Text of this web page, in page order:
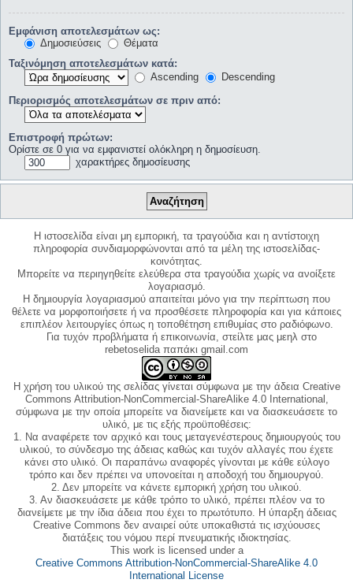
Εμφάνιση αποτελεσμάτων ως:
Δημοσιεύσεις
Θέματα
Ταξινόμηση αποτελεσμάτων κατά:
Ascending
Descending
Περιορισμός αποτελεσμάτων σε πριν από:
Επιστροφή πρώτων:
Ορίστε σε 0 για να εμφανιστεί ολόκληρη η δημοσίευση.
χαρακτήρες δημοσίευσης
Η ιστοσελίδα είναι μη εμπορική, τα τραγούδια και η αντίστοιχη
πληροφορία συνδιαμορφώνονται από τα μέλη της ιστοσελίδας-
κοινότητας.
Μπορείτε να περιηγηθείτε ελεύθερα στα τραγούδια χωρίς να ανοίξετε
λογαριασμό.
Η δημιουργία λογαριασμού απαιτείται μόνο για την περίπτωση που
θέλετε να μορφοποιήσετε ή να προσθέσετε πληροφορία και για κάποιες
επιπλέον λειτουργίες όπως η τοποθέτηση επιθυμίας στο ραδιόφωνο.
Για τυχόν προβλήματα ή επικοινωνία, στείλτε μας μεηλ στο
rebetoselida παπάκι gmail.com
Η χρήση του υλικού της σελίδας γίνεται σύμφωνα με την άδεια Creative
Commons Attribution-NonCommercial-ShareAlike 4.0 International,
σύμφωνα με την οποία μπορείτε να διανείμετε και να διασκευάσετε το
υλικό, με τις εξής προϋποθέσεις:
1. Να αναφέρετε τον αρχικό και τους μεταγενέστερους δημιουργούς του
υλικού, το σύνδεσμο της άδειας καθώς και τυχόν αλλαγές που έχετε
κάνει στο υλικό. Οι παραπάνω αναφορές γίνονται με κάθε εύλογο
τρόπο και δεν πρέπει να υπονοείται η αποδοχή του δημιουργού.
2. Δεν μπορείτε να κάνετε εμπορική χρήση του υλικού.
3. Αν διασκευάσετε με κάθε τρόπο το υλικό, πρέπει πλέον να το
διανείμετε με την ίδια άδεια που έχει το πρωτότυπο. Η ύπαρξη άδειας
Creative Commons δεν αναιρεί ούτε υποκαθιστά τις ισχύουσες
διατάξεις του νόμου περί πνευματικής ιδιοκτησίας.
This work is licensed under a
Creative Commons Attribution-NonCommercial-ShareAlike 4.0
International License